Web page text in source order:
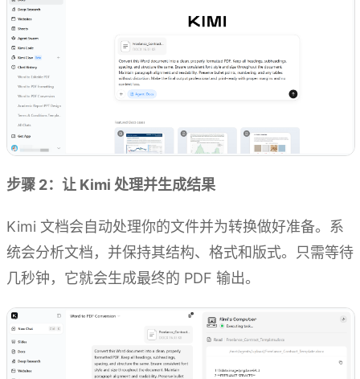
步骤 2：让 Kimi 处理并生成结果
Kimi 文档会自动处理你的文件并为转换做好准备。系
统会分析文档，并保持其结构、格式和版式。只需等待
几秒钟，它就会生成最终的 PDF 输出。